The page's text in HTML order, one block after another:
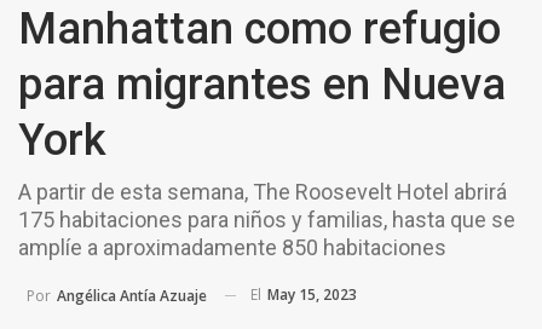
Manhattan como refugio
para migrantes en Nueva
York
A partir de esta semana, The Roosevelt Hotel abrirá
175 habitaciones para niños y familias, hasta que se
amplíe a aproximadamente 850 habitaciones
Por Angélica Antía Azuaje El May 15, 2023